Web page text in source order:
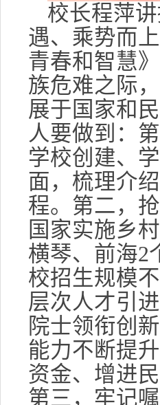
校长程萍
遇、乘势而
青春和智慧
族危难之际
展于国家和
人要做到：
学校创建、
面，梳理介
程。第二，
国家实施乡
横琴、前海2
校招生规模
层次人才引
院士领衔创
能力不断提
资金、增进
第三，牢记